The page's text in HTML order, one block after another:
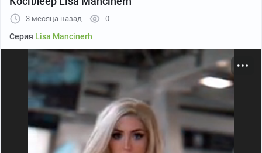
3 месяца назад 0
Серия Lisa Mancinerh